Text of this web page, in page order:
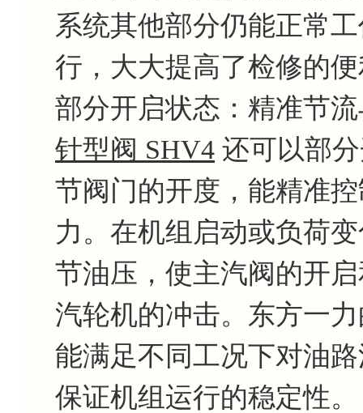
系统其他部分仍能正常
行，大大提高了检修的
部分开启状态：精准节
针型阀 SHV4 还可以部
节阀门的开度，能精准
力。在机组启动或负荷
节油压，使主汽阀的开
汽轮机的冲击。东方一
能满足不同工况下对油
保证机组运行的稳定性。